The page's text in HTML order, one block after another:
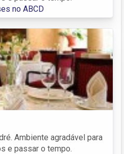
no ABCD
Ambiente agradável para
e passar o tempo.